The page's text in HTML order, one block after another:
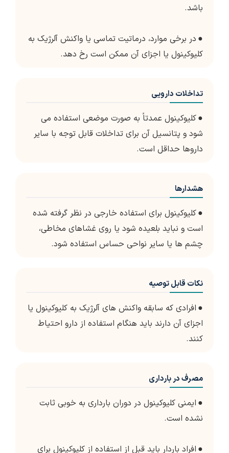
باشد.
● در برخی موارد، درماتیت تماسی یا واکنش آلرژیک به
کلیوکینول یا اجزای آن ممکن است رخ دهد.
تداخلات دارویی
●کلیوکینول عمدتاً به صورت موضعی استفاده می
شود و پتانسیل آن برای تداخلات قابل توجه با سایر
داروها حداقل است.
هشدارها
●کلیوکینول برای استفاده خارجی در نظر گرفته شده
است و نباید بلعیده شود یا روی غشاهای مخاطی،
چشم ها یا سایر نواحی حساس استفاده شود.
نکات قابل توصیه
● افرادی که سابقه واکنش های آلرژیک به کلیوکینول یا
اجزای آن دارند باید هنگام استفاده از دارو احتیاط
کنند.
مصرف در بارداری
● ایمنی کلیوکینول در دوران بارداری به خوبی ثابت
نشده است.
● افراد باردار باید قبل از استفاده از کلیوکینول برای